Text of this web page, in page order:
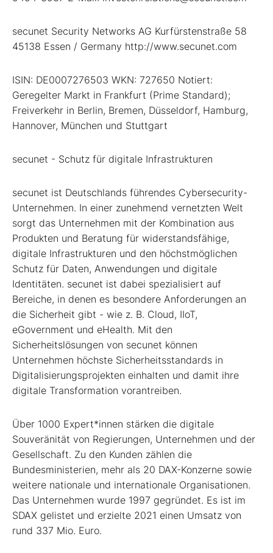
secunet Security Networks AG Kurfürstenstraße 58
45138 Essen / Germany http://www.secunet.com
ISIN: DE0007276503 WKN: 727650 Notiert:
Geregelter Markt in Frankfurt (Prime Standard);
Freiverkehr in Berlin, Bremen, Düsseldorf, Hamburg,
Hannover, München und Stuttgart
secunet - Schutz für digitale Infrastrukturen
secunet ist Deutschlands führendes Cybersecurity-
Unternehmen. In einer zunehmend vernetzten Welt
sorgt das Unternehmen mit der Kombination aus
Produkten und Beratung für widerstandsfähige,
digitale Infrastrukturen und den höchstmöglichen
Schutz für Daten, Anwendungen und digitale
Identitäten. secunet ist dabei spezialisiert auf
Bereiche, in denen es besondere Anforderungen an
die Sicherheit gibt - wie z. B. Cloud, IIoT,
eGovernment und eHealth. Mit den
Sicherheitslösungen von secunet können
Unternehmen höchste Sicherheitsstandards in
Digitalisierungsprojekten einhalten und damit ihre
digitale Transformation vorantreiben.
Über 1000 Expert*innen stärken die digitale
Souveränität von Regierungen, Unternehmen und der
Gesellschaft. Zu den Kunden zählen die
Bundesministerien, mehr als 20 DAX-Konzerne sowie
weitere nationale und internationale Organisationen.
Das Unternehmen wurde 1997 gegründet. Es ist im
SDAX gelistet und erzielte 2021 einen Umsatz von
rund 337 Mio. Euro.